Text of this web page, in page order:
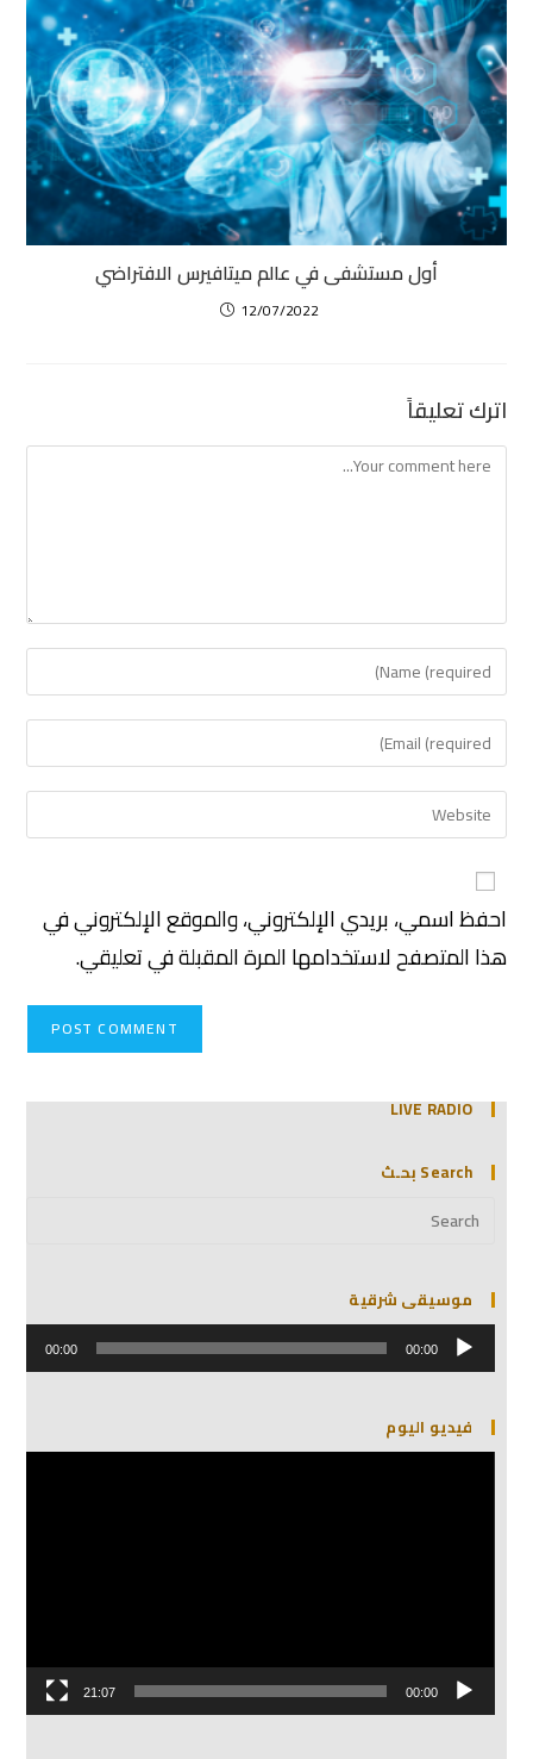
أول مستشفى في عالم ميتافيرس الافتراضي
12/07/2022
اترك تعليقاً
احفظ اسمي، بريدي الإلكتروني، والموقع الإلكتروني في
هذا المتصفح لاستخدامها المرة المقبلة في تعليقي.
LIVE RADIO
Search بحـث
موسيقى شرقية
مشغل
الصوت 00:00
00:00
فيديو اليوم
مشغل
00:00
21:07